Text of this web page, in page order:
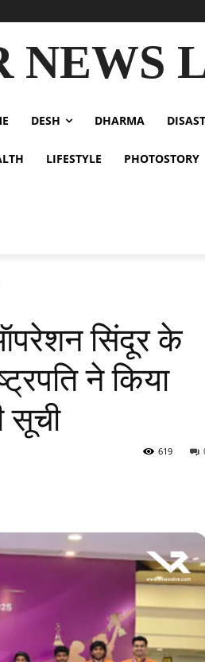
NEWS
DESH DHARMA
LIFESTYLE PHOTOSTORY
सिंदूर के
ने किया
सूची
619